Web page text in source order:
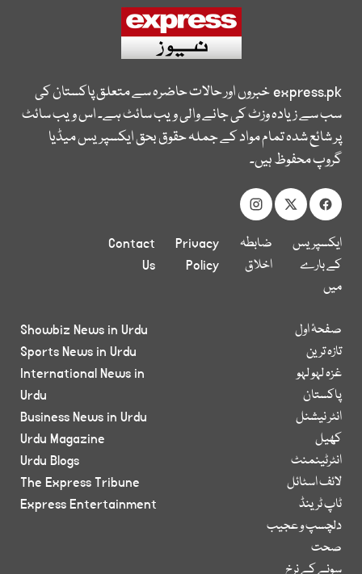
express.pkخبروں اور حالات حاضرہ سے متعلق پاکستان کی
سب سے زیادہ وزٹ کی جانے والی ویب سائٹ ہے۔ اس ویب سائٹ
پر شائع شدہ تمام مواد کے جملہ حقوق بحق ایکسپریس میڈیا
گروپ محفوظ ہیں۔
ایکسپریس
کے بارے
میں
ضابطہ
اخلاق
Privacy
Policy
Contact
Us
صفحۂ اول
تازہ ترین
غزہ لہو لہو
پاکستان
انٹر نیشنل
کھیل
انٹرٹینمنٹ
لائف اسٹائل
ٹاپ ٹرینڈ
دلچسپ و عجیب
صحت
سونے کے نرخ
Showbiz News in Urdu
Sports News in Urdu
International News in
Urdu
Business News in Urdu
Urdu Magazine
Urdu Blogs
The Express Tribune
Express Entertainment